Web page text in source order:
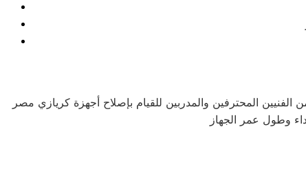
الفنيين المحترفين والمدربين للقيام بإصلاح أجهزة كريازي مصر